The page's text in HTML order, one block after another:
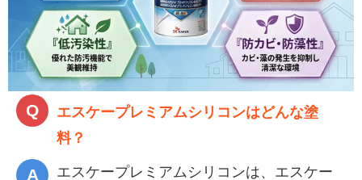
エスケープレミアムシリコンはどんな塗
料？
エスケープレミアムシリコンは、エスケー